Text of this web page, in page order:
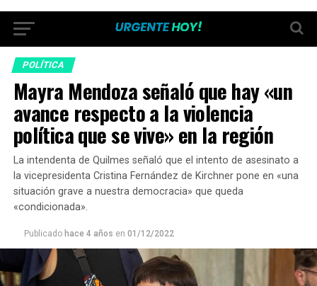
POLÍTICA
Mayra Mendoza señaló que hay «un
avance respecto a la violencia
política que se vive» en la región
La intendenta de Quilmes señaló que el intento de asesinato a
la vicepresidenta Cristina Fernández de Kirchner pone en «una
situación grave a nuestra democracia» que queda
«condicionada».
Publicado hace 4 años en 01/12/2022